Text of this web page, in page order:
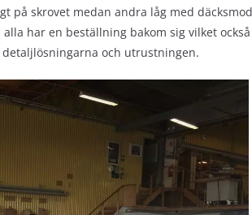
på skrovet medan andra låg med
har en beställning bakom sig vilket
och utrustningen.